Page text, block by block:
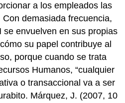
a los empleados las
demasiada frecuencia,
se envuelven en sus propias
su papel contribuye al
porque cuando se trata
Humanos, “cualquier
o transaccional va a ser
Márquez, J. (2007, 10